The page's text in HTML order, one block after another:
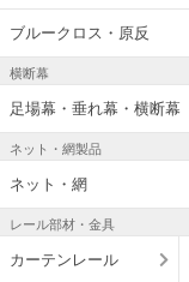
ブルークロス・原反
横断幕
足場幕・垂れ幕・横断幕
ネット・網製品
ネット・網
レール部材・金具
カーテンレール